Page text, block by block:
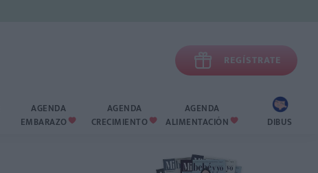
 REGÍSTRATE
AGENDA
EMBARAZO 
AGENDA
CRECIMIENTO 
AGENDA
ALIMENTACIÓN  DIBUS